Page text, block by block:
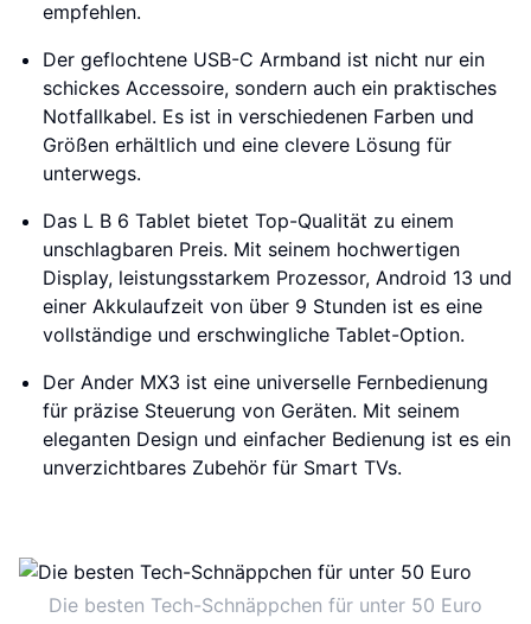
empfehlen.
Der geflochtene USB-C Armband ist nicht nur ein
schickes Accessoire, sondern auch ein praktisches
Notfallkabel. Es ist in verschiedenen Farben und
Größen erhältlich und eine clevere Lösung für
unterwegs.
Das L B 6 Tablet bietet Top-Qualität zu einem
unschlagbaren Preis. Mit seinem hochwertigen
Display, leistungsstarkem Prozessor, Android 13 und
einer Akkulaufzeit von über 9 Stunden ist es eine
vollständige und erschwingliche Tablet-Option.
Der Ander MX3 ist eine universelle Fernbedienung
für präzise Steuerung von Geräten. Mit seinem
eleganten Design und einfacher Bedienung ist es ein
unverzichtbares Zubehör für Smart TVs.
Die besten Tech-Schnäppchen für unter 50 Euro